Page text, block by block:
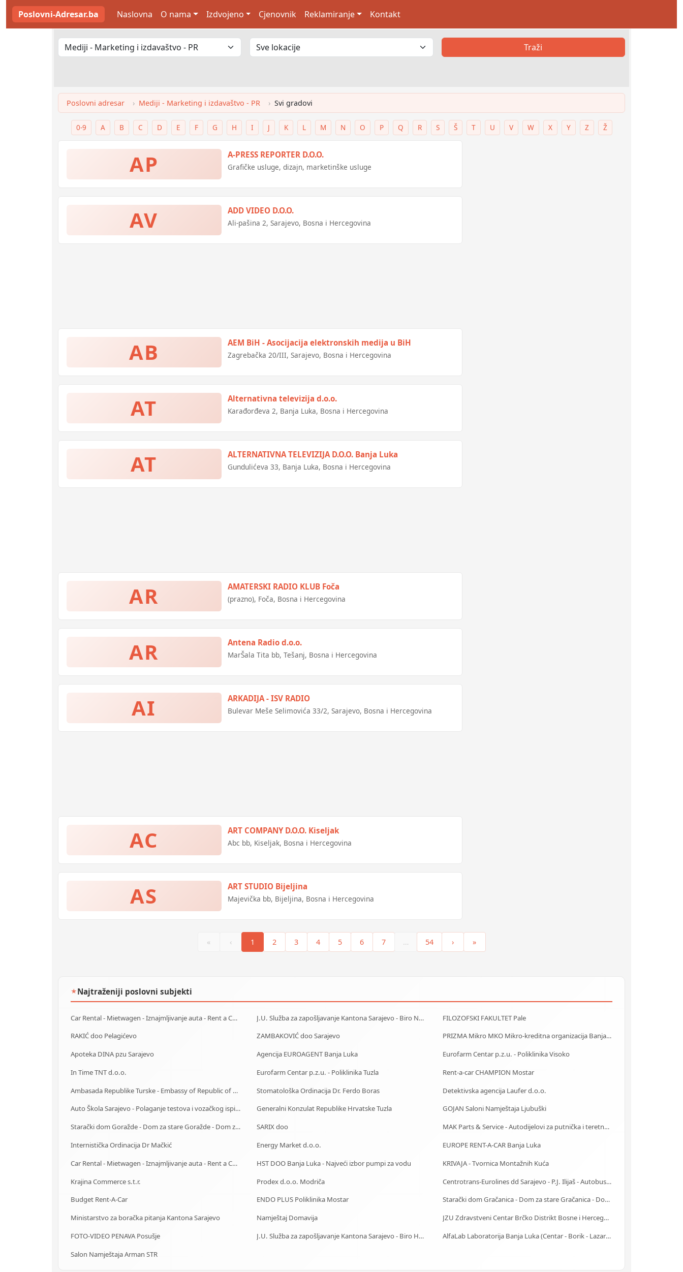
Poslovni-Adresar.ba Naslovna O nama Izdvojeno Cjenovnik Reklamiranje Kontakt
Traži
Poslovni adresar Mediji - Marketing i izdavaštvo - PR Svi gradovi
0-9 A B C D E F G H I J K L M N O P Q R S Š T U V W X Y Z Ž
AP A-PRESS REPORTER D.O.O.
Grafičke usluge, dizajn, marketinške usluge
AV ADD VIDEO D.O.O.
Ali-pašina 2, Sarajevo, Bosna i Hercegovina
AB AEM BiH - Asocijacija elektronskih medija u BiH
Zagrebačka 20/III, Sarajevo, Bosna i Hercegovina
AT Alternativna televizija d.o.o.
Karađorđeva 2, Banja Luka, Bosna i Hercegovina
AT ALTERNATIVNA TELEVIZIJA D.O.O. Banja Luka
Gundulićeva 33, Banja Luka, Bosna i Hercegovina
AR AMATERSKI RADIO KLUB Foča
(prazno), Foča, Bosna i Hercegovina
AR Antena Radio d.o.o.
MarŠala Tita bb, Tešanj, Bosna i Hercegovina
AI ARKADIJA - ISV RADIO
Bulevar Meše Selimovića 33/2, Sarajevo, Bosna i Hercegovina
AC ART COMPANY D.O.O. Kiseljak
Abc bb, Kiseljak, Bosna i Hercegovina
AS ART STUDIO Bijeljina
Majevička bb, Bijeljina, Bosna i Hercegovina
« ‹ 1 2 3 4 5 6 7 … 54 › »
★Najtraženiji poslovni subjekti
Car Rental - Mietwagen - Iznajmljivanje auta - Rent a Car Banja Luka J.U. Služba za zapošljavanje Kantona Sarajevo - Biro Novo Sarajevo
FILOZOFSKI FAKULTET Pale
RAKIĆ doo Pelagićevo
ZAMBAKOVIĆ doo Sarajevo
PRIZMA Mikro MKO Mikro-kreditna organizacija Banja Luka
Apoteka DINA pzu Sarajevo
Agencija EUROAGENT Banja Luka
Eurofarm Centar p.z.u. - Poliklinika Visoko
In Time TNT d.o.o.
Eurofarm Centar p.z.u. - Poliklinika Tuzla
Rent-a-car CHAMPION Mostar
Ambasada Republike Turske - Embassy of Republic of Turkey
Stomatološka Ordinacija Dr. Ferdo Boras
Detektivska agencija Laufer d.o.o.
Auto Škola Sarajevo - Polaganje testova i vozačkog ispita
Generalni Konzulat Republike Hrvatske Tuzla
GOJAN Saloni Namještaja Ljubuški
Starački dom Goražde - Dom za stare Goražde - Dom za stara lica Goražde
SARIX doo
MAK Parts & Service - Autodijelovi za putnička i teretna vozila Gračanica
Internistička Ordinacija Dr Mačkić
Energy Market d.o.o.
EUROPE RENT-A-CAR Banja Luka
Car Rental - Mietwagen - Iznajmljivanje auta - Rent a Car Bihać
HST DOO Banja Luka - Najveći izbor pumpi za vodu
KRIVAJA - Tvornica Montažnih Kuća
Krajina Commerce s.t.r.
Prodex d.o.o. Modriča
Centrotrans-Eurolines dd Sarajevo - P.J. Ilijaš - Autobuska stanica
Budget Rent-A-Car
ENDO PLUS Poliklinika Mostar
Starački dom Gračanica - Dom za stare Gračanica - Dom za stara lica Gračanica
Ministarstvo za boračka pitanja Kantona Sarajevo
Namještaj Domavija
JZU Zdravstveni Centar Brčko Distrikt Bosne i Hercegovine
FOTO-VIDEO PENAVA Posušje
J.U. Služba za zapošljavanje Kantona Sarajevo - Biro Hadžići
AlfaLab Laboratorija Banja Luka (Centar - Borik - Lazarevo)
Salon Namještaja Arman STR